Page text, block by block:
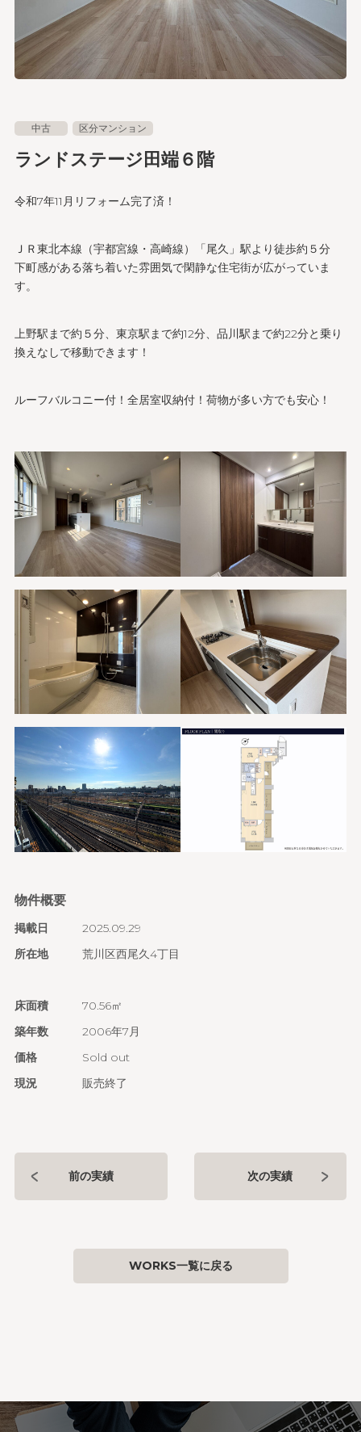
中古 区分マンション
ランドステージ田端６階
令和7年11月リフォーム完了済！
ＪＲ東北本線（宇都宮線・高崎線）「尾久」駅より徒歩約５分
下町感がある落ち着いた雰囲気で閑静な住宅街が広がっていま
す。
上野駅まで約５分、東京駅まで約12分、品川駅まで約22分と乗り
換えなしで移動できます！
ルーフバルコニー付！全居室収納付！荷物が多い方でも安心！
物件概要
掲載日
2025.09.29
所在地
荒川区西尾久4丁目
床面積
70.56㎡
築年数
2006年7月
価格
Sold out
現況
販売終了
前の実績 次の実績
WORKS一覧に戻る